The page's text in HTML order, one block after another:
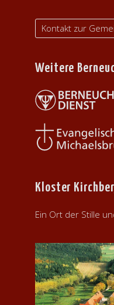
Kontakt zur
Weitere
Kloster
Ein Ort der Stille